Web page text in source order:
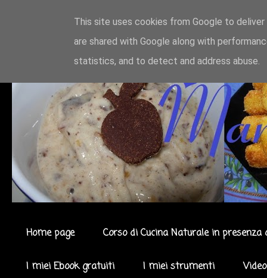
Home page Corso di Cucina Naturale in presenza
I miei Ebook gratuiti I miei strumenti
This site uses cookies from Google to
are shared with Google along with
statistics, and to detect and address abuse.